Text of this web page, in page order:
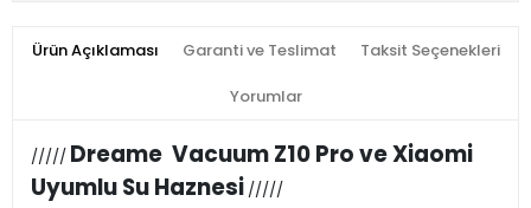
Ürün Açıklaması Garanti ve Teslimat Taksit Seçenekleri
Yorumlar
///// Dreame Vacuum Z10 Pro ve Xiaomi
Uyumlu Su Haznesi /////